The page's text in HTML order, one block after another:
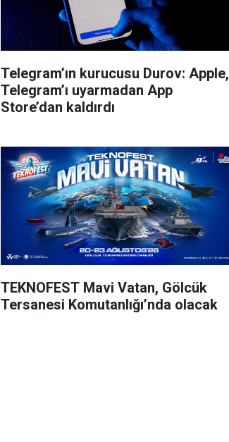
Telegram’ın kurucusu Durov: Apple,
Telegram’ı uyarmadan App
Store’dan kaldırdı
TEKNOFEST Mavi Vatan, Gölcük
Tersanesi Komutanlığı’nda olacak